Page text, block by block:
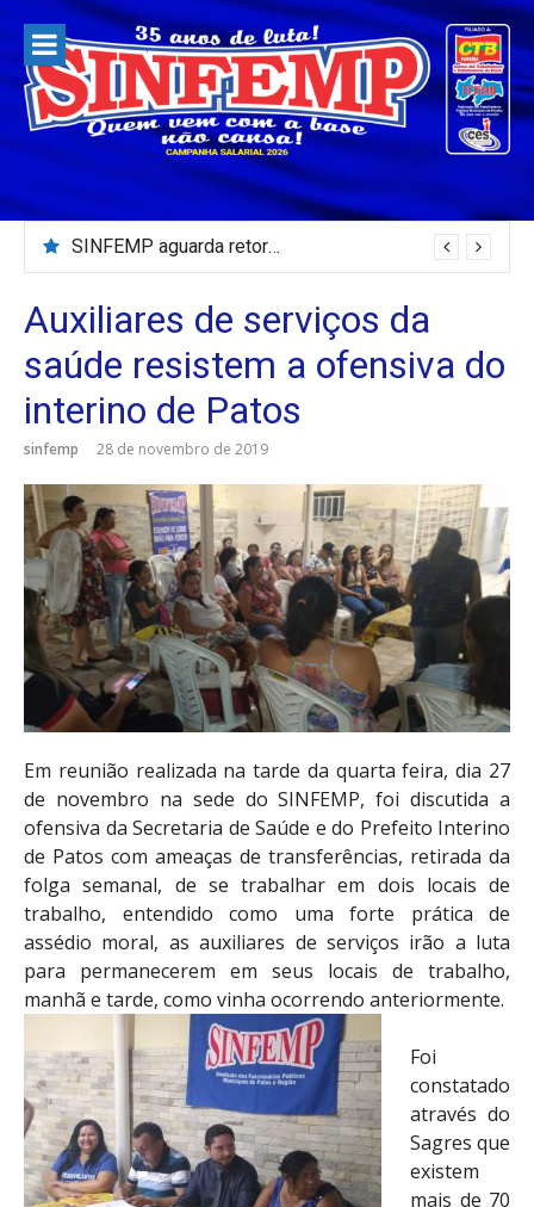
para
conteúdo
SINFEMP aguarda retorno as demandas dos servidores de Patos até dia 13 de agosto
Auxiliares de serviços da
saúde resistem a ofensiva do
interino de Patos
sinfemp 28 de novembro de 2019
Em reunião realizada na tarde da quarta feira, dia 27
de novembro na sede do SINFEMP, foi discutida a
ofensiva da Secretaria de Saúde e do Prefeito Interino
de Patos com ameaças de transferências, retirada da
folga semanal, de se trabalhar em dois locais de
trabalho, entendido como uma forte prática de
assédio moral, as auxiliares de serviços irão a luta
para permanecerem em seus locais de trabalho,
manhã e tarde, como vinha ocorrendo anteriormente.
Foi
constatado
através do
Sagres que
existem
mais de 70